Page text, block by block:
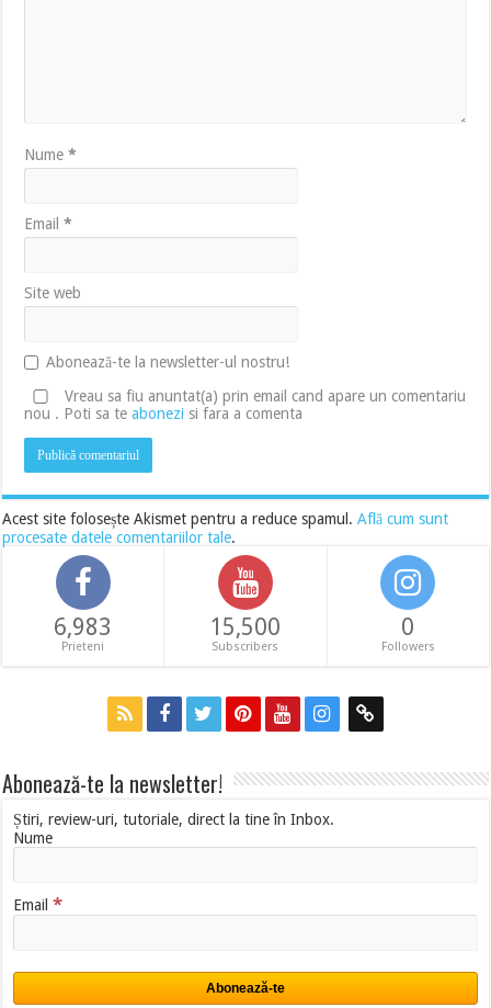
Nume*
Email*
Site web
Abonează-te la newsletter-ul nostru!
Vreau sa fiu anuntat(a) prin email cand apare un comentariu
nou . Poti sa teabonezi si fara a comenta
Acest site folosește Akismet pentru a reduce spamul.Află cum sunt
procesate datele comentariilor tale.
6,983
Prieteni
15,500
Subscribers
0
Followers
Abonează-te la newsletter!
Știri, review-uri, tutoriale, direct la tine în Inbox.
Nume
Email*